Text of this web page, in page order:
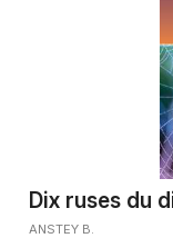
Dix ruses du
ANSTEY B.